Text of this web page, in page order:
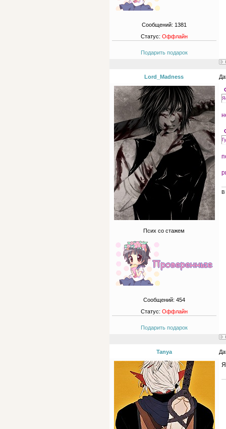
Сообщений: 1381
Статус: Оффлайн
Подарить подарок
Lord_Madness
Псих со стажем
Сообщений: 454
Статус: Оффлайн
Подарить подарок
В
Tanya